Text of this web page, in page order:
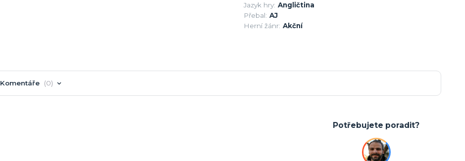
Jazyk hry: Angličtina
Přebal: AJ
Herní žánr: Akční
Komentáře 0
Potřebujete poradit?